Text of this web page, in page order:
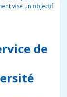
vise un objectif
de